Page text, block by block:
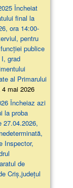
Încheiat
final la
ora 14:00-
pentru
publice
grad
al Primarului
4 mai 2026
Încheiaz azi
la proba
27.04.2026,
Inspector,
de
Criș,județul